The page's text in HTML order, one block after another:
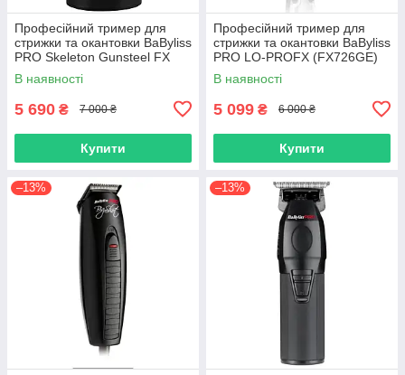
Професійний тример для
стрижки та окантовки BaByliss
PRO Skeleton Gunsteel FX
Trimmer (FX7870GSE)
В наявності
5 690 ₴ 7 000 ₴
Купити
Професійний тример для
стрижки та окантовки BaByliss
PRO LO-PROFX (FX726GE)
В наявності
5 099 ₴ 6 000 ₴
Купити
–13% –13%